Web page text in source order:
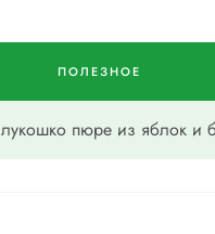
ПОЛЕЗНОЕ
пюре из яблок и